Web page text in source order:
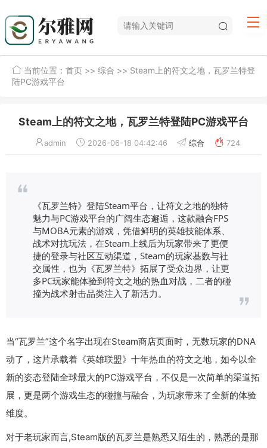
当前位置： 首页 >> 综合 >> Steam上的符文之地，瓦罗兰特登
陆PC游戏平台
Steam上的符文之地，瓦罗兰特登陆PC游戏平台
admin 2026-06-18 04:42:46 综合 724
《瓦罗兰特》登陆Steam平台，让符文之地的独特
魅力与PC游戏平台的广阔生态邂逅，这款融合FPS
与MOBA元素的游戏，凭借鲜明的英雄技能体系、
战术对抗玩法，在Steam上线后为玩家带来了更便
捷的登录与社区互动渠道，Steam的玩家基数与社
交属性，也为《瓦罗兰特》拓展了受众边界，让更
多PC玩家能体验到符文之地的热血对战，二者的碰
撞为战术射击品类注入了新活力。
当“瓦罗兰”这个名字出现在Steam商店页面时，无数玩家的DNA
动了，这片承载着《英雄联盟》十年热血的符文之地，如今以全
新的姿态登陆全球最大的PC游戏平台，不仅是一次简单的渠道拓
展，更是两个游戏生态的碰撞与融合，为玩家带来了全新的体验
维度。
对于老玩家而言,Steam版的瓦罗兰是熟悉又陌生的，熟悉的是那